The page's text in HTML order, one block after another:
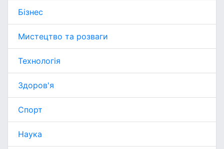
Бізнес
Мистецтво та розваги
Технологія
Здоров'я
Спорт
Наука